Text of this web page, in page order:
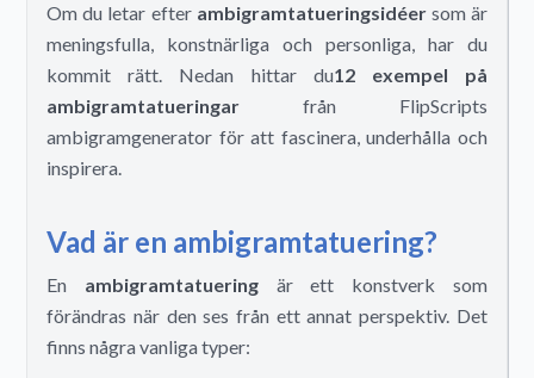
Om du letar efter ambigramtatueringsidéersom är
meningsfulla, konstnärliga och personliga, har du
kommit rätt. Nedan hittar du12 exempel på
ambigramtatueringar från FlipScripts
ambigramgenerator för att fascinera, underhålla och
inspirera.
Vad är en ambigramtatuering?
En ambigramtatuering är ett konstverk som
förändras när den ses från ett annat perspektiv. Det
finns några vanliga typer: